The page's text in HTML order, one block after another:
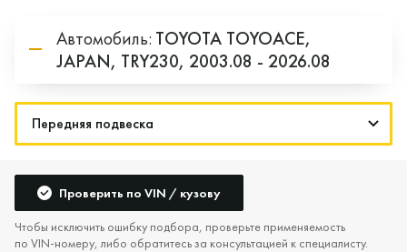
Автомобиль: TOYOTA TOYOACE,
JAPAN, TRY230, 2003.08 - 2026.08
Проверить по VIN / кузову
Чтобы исключить ошибку подбора, проверьте применяемость
по VIN‑номеру, либо обратитесь за консультацией к специалисту.